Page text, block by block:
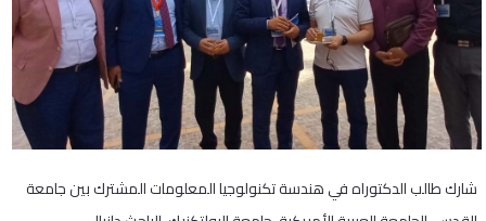
شارك طالب الدكتوراه في هندسة تكنولوجيا المعلومات المشترك بين جامعة